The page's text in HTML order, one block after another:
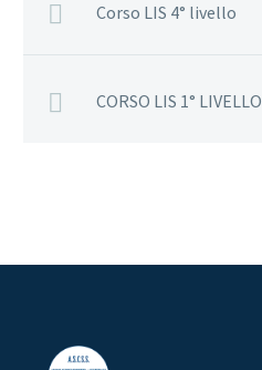
Corso LIS 4° livello
CORSO LIS 1° LIVELLO